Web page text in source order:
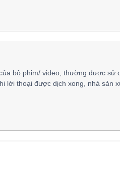
bộ phim/ video, thường được sử
lời thoại được dịch xong, nhà sản